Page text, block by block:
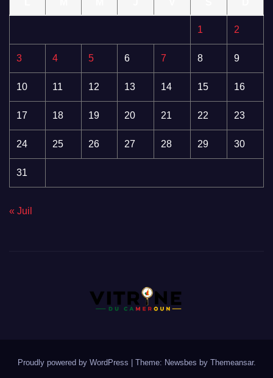
1 2
3 4 5 6 7 8 9
10 11 12 13 14 15 16
17 18 19 20 21 22 23
24 25 26 27 28 29 30
31
« Juil
Proudly powered by WordPress | Theme: Newsbes by Themeansar.